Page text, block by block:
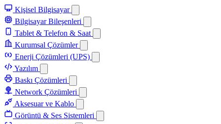
Kişisel Bilgisayar
Bilgisayar Bileşenleri
Tablet & Telefon & Saat
Kurumsal Çözümler
Enerji Çözümleri (UPS)
Yazılım
Baskı Çözümleri
Network Çözümleri
Aksesuar ve Kablo
Görüntü & Ses Sistemleri